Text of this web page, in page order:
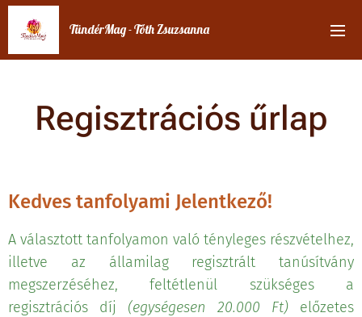
TündérMag - Tóth Zsuzsanna
Regisztrációs űrlap
Kedves tanfolyami Jelentkező!
A választott tanfolyamon való tényleges részvételhez,
illetve az államilag regisztrált tanúsítvány
megszerzéséhez, feltétlenül szükséges a
regisztrációs díj (egységesen 20.000 Ft) előzetes